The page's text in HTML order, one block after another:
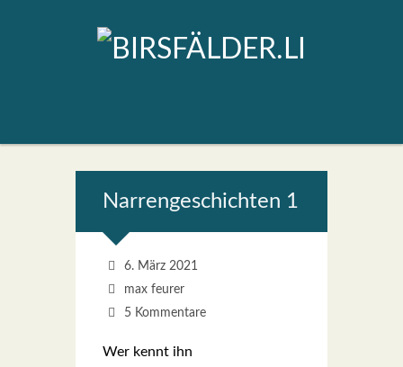
Nar­ren­ge­schich­ten 1
6. März 2021
max feurer
5 Kommentare
Wer kennt ihn